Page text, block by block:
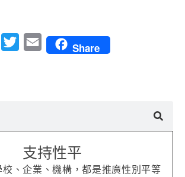
Line TwitterEmail Share
支持性平
、企業、機構，都是推廣性別平等